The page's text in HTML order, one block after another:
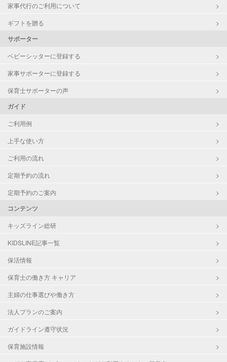
家事代行のご利用について
ギフトを贈る
サポーター
ベビーシッターに登録する
家事サポーターに登録する
保育士サポーターの声
ガイド
ご利用例
上手な使い方
ご利用の流れ
定期予約の流れ
定期予約のご案内
コンテンツ
キッズライン総研
KIDSLINE記事一覧
保活情報
保育士の働き方 キャリア
主婦の仕事選びや働き方
法人プランのご案内
ガイドライン遵守状況
保育施設情報